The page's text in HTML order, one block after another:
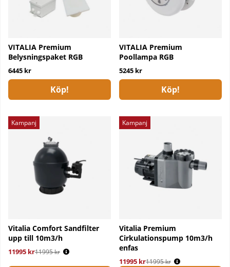
VITALIA Premium
Belysningspaket RGB
6445 kr
Köp!
VITALIA Premium
Poollampa RGB
5245 kr
Köp!
Kampanj
Vitalia Comfort Sandfilter
upp till 10m3/h
11995 kr
Ordinarie pris:
11995 kr
Kampanj
Vitalia Premium
Cirkulationspump 10m3/h
enfas
11995 kr
Ordinarie pris:
11995 kr